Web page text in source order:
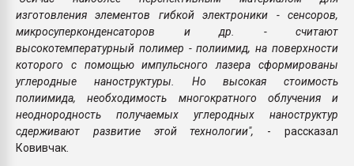
изготовления элементов гибкой электроники - сенсоров,
микросуперконденсаторов и др. - считают
высокотемпературный полимер - полиимид, на поверхности
которого с помощью импульсного лазера сформированы
углеродные наноструктуры. Но высокая стоимость
полиимида, необходимость многократного облучения и
неоднородность получаемых углеродных наноструктур
сдерживают развитие этой технологии", - рассказал
Ковивчак.